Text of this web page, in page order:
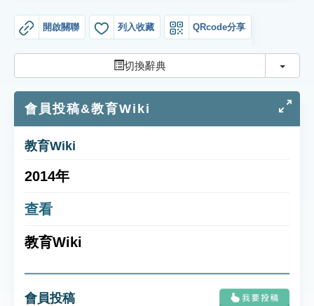
索引選單
知識索引
生命大百科索引
遊戲專區
教學應用
開啟關聯 列入收藏 QRcode分享
切換辭典 切換
會員投稿&教育Wiki
教育Wiki
2014年
查看
教育Wiki
會員投稿